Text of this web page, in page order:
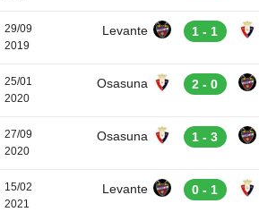
29/09
2019
Levante 1 - 1
25/01
2020
Osasuna 2 - 0
27/09
2020
Osasuna 1 - 3
15/02
2021
Levante 0 - 1